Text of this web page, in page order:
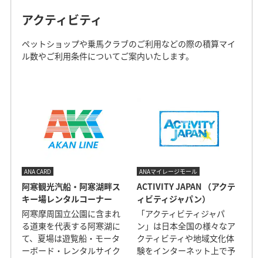
アクティビティ
ペットショップや乗馬クラブのご利用などの際の積算マイ
ル数やご利用条件についてご案内いたします。
ANA CARD
阿寒観光汽船・阿寒湖畔ス
キー場レンタルコーナー
阿寒摩周国立公園に含まれ
る道東を代表する阿寒湖に
て、夏場は遊覧船・モータ
ーボード・レンタルサイク
ANAマイレージモール
ACTIVITY JAPAN （アクテ
ィビティジャパン）
「アクティビティジャパ
ン」は日本全国の様々なア
クティビティや地域文化体
験をインターネット上で予